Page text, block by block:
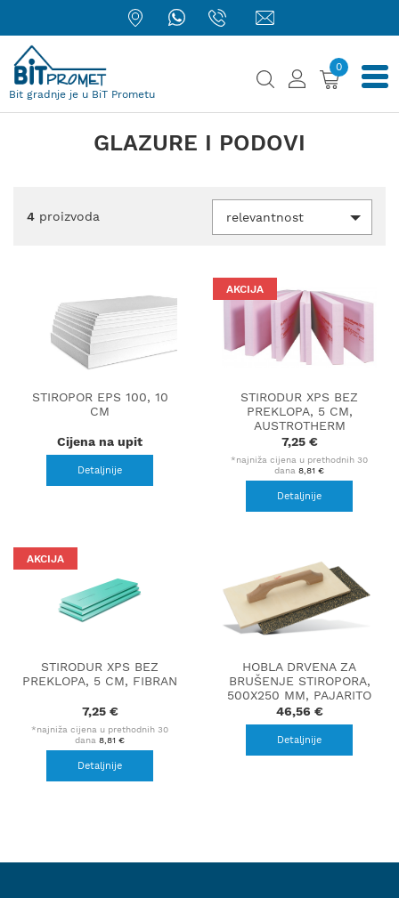
Bit gradnje je u BiT Prometu
0
GLAZURE I PODOVI
4 proizvoda relevantnost
STIROPOR EPS 100, 10
CM
Cijena na upit
Detaljnije
AKCIJA
STIRODUR XPS BEZ
PREKLOPA, 5 CM,
AUSTROTHERM
7,25 €
*najniža cijena u prethodnih 30
dana 8,81 €
Detaljnije
AKCIJA
STIRODUR XPS BEZ
PREKLOPA, 5 CM, FIBRAN
7,25 €
*najniža cijena u prethodnih 30
dana 8,81 €
Detaljnije
HOBLA DRVENA ZA
BRUŠENJE STIROPORA,
500X250 MM, PAJARITO
46,56 €
Detaljnije